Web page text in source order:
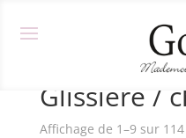
/ Produit
Glissière /
Affichage de 1–9 sur